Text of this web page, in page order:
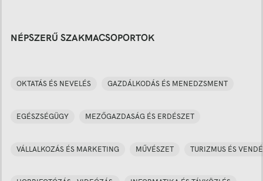
NÉPSZERŰ SZAKMACSOPORTOK
OKTATÁS ÉS NEVELÉS GAZDÁLKODÁS ÉS MENEDZSMENT
EGÉSZSÉGÜGY MEZŐGAZDASÁG ÉS ERDÉSZET
VÁLLALKOZÁS ÉS MARKETING MŰVÉSZET TURIZMUS ÉS